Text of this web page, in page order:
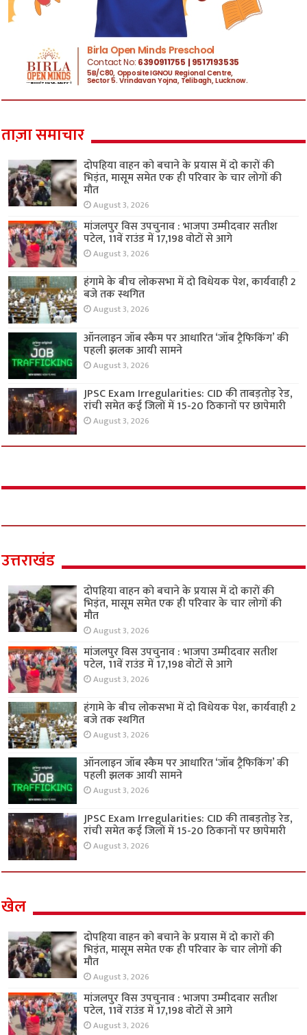
ताज़ा समाचार
दोपहिया वाहन को बचाने के प्रयास में दो कारों की
भिड़ंत, मासूम समेत एक ही परिवार के चार लोगों की
मौत
August 3, 2026
मांजलपुर विस उपचुनाव : भाजपा उम्मीदवार सतीश
पटेल, 11वें राउंड में 17,198 वोटों से आगे
August 3, 2026
हंगामे के बीच लोकसभा में दो विधेयक पेश, कार्यवाही 2
बजे तक स्थगित
August 3, 2026
ऑनलाइन जॉब स्कैम पर आधारित ‘जॉब ट्रैफिकिंग’ की
पहली झलक आयी सामने
August 3, 2026
JPSC Exam Irregularities: CID की ताबड़तोड़ रेड,
रांची समेत कई जिलों में 15-20 ठिकानों पर छापेमारी
August 3, 2026
उत्तराखंड
दोपहिया वाहन को बचाने के प्रयास में दो कारों की
भिड़ंत, मासूम समेत एक ही परिवार के चार लोगों की
मौत
August 3, 2026
मांजलपुर विस उपचुनाव : भाजपा उम्मीदवार सतीश
पटेल, 11वें राउंड में 17,198 वोटों से आगे
August 3, 2026
हंगामे के बीच लोकसभा में दो विधेयक पेश, कार्यवाही 2
बजे तक स्थगित
August 3, 2026
ऑनलाइन जॉब स्कैम पर आधारित ‘जॉब ट्रैफिकिंग’ की
पहली झलक आयी सामने
August 3, 2026
JPSC Exam Irregularities: CID की ताबड़तोड़ रेड,
रांची समेत कई जिलों में 15-20 ठिकानों पर छापेमारी
August 3, 2026
खेल
दोपहिया वाहन को बचाने के प्रयास में दो कारों की
भिड़ंत, मासूम समेत एक ही परिवार के चार लोगों की
मौत
August 3, 2026
मांजलपुर विस उपचुनाव : भाजपा उम्मीदवार सतीश
पटेल, 11वें राउंड में 17,198 वोटों से आगे
August 3, 2026